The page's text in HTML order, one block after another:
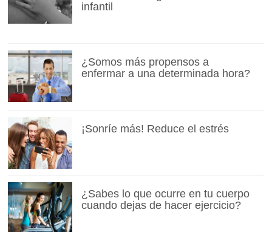
infantil
¿Somos más propensos a
enfermar a una determinada hora?
¡Sonríe más! Reduce el estrés
¿Sabes lo que ocurre en tu cuerpo
cuando dejas de hacer ejercicio?